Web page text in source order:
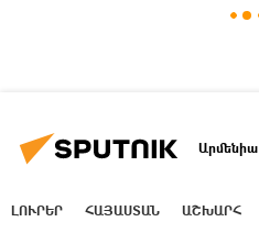
Արմենիա
ԼՈՒՐԵՐ ՀԱՅԱՍՏԱՆ ԱՇԽԱՐՀ